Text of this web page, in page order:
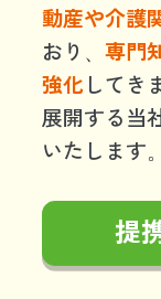
動産や介護
おり、専門
強化 してき
展開する当
いたします。
提